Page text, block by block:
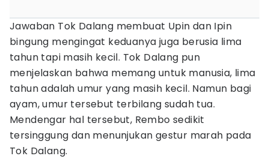
Jawaban Tok Dalang membuat Upin dan Ipin
bingung mengingat keduanya juga berusia lima
tahun tapi masih kecil. Tok Dalang pun
menjelaskan bahwa memang untuk manusia, lima
tahun adalah umur yang masih kecil. Namun bagi
ayam, umur tersebut terbilang sudah tua.
Mendengar hal tersebut, Rembo sedikit
tersinggung dan menunjukan gestur marah pada
Tok Dalang.